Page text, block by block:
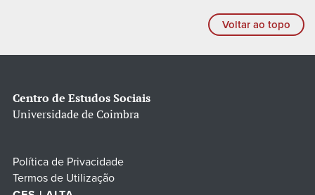
Voltar ao topo
Centro de Estudos Sociais
Universidade de Coimbra
Política de Privacidade
Termos de Utilização